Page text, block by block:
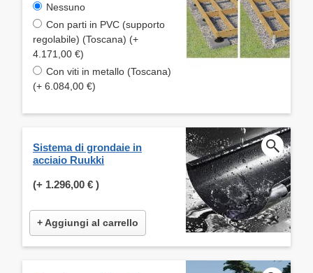
Nessuno
Con parti in PVC (supporto
regolabile) (Toscana) (+
4.171,00 €)
Con viti in metallo (Toscana)
(+ 6.084,00 €)
Sistema di grondaie in
acciaio Ruukki
(+ 1.296,00 € )
+ Aggiungi al carrello